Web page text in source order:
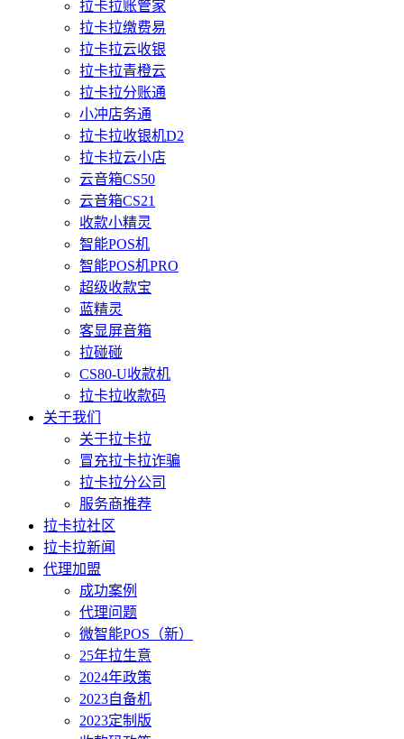
拉卡拉账管家
拉卡拉缴费易
拉卡拉云收银
拉卡拉青橙云
拉卡拉分账通
小冲店务通
拉卡拉收银机D2
拉卡拉云小店
云音箱CS50
云音箱CS21
收款小精灵
智能POS机
智能POS机PRO
超级收款宝
蓝精灵
客显屏音箱
拉碰碰
CS80-U收款机
拉卡拉收款码
关于我们
关于拉卡拉
冒充拉卡拉诈骗
拉卡拉分公司
服务商推荐
拉卡拉社区
拉卡拉新闻
代理加盟
成功案例
代理问题
微智能POS（新）
25年拉生意
2024年政策
2023自备机
2023定制版